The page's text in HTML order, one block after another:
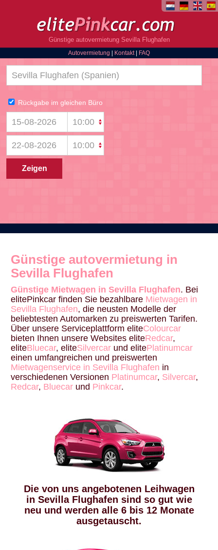
Günstige autovermietung Sevilla Flughafen
Autovermietung
Kontakt| FAQ
Günstige autovermietung in
Sevilla Flughafen
Günstige Mietwagen in Sevilla Flughafen. Bei
elitePinkcar finden Sie bezahlbare Mietwagen in
Sevilla Flughafen, die neusten Modelle der
beliebtesten Automarken zu preiswerten Tarifen.
Über unsere Serviceplattform eliteColourcar
bieten Ihnen unsere Websites eliteRedcar,
eliteBluecar, eliteSilvercar und elitePlatinumcar
einen umfangreichen und preiswerten
Mietwagenservice in Sevilla Flughafen in
verschiedenen Versionen Platinumcar, Silvercar,
Redcar, Bluecar und Pinkcar.
Die von uns angebotenen Leihwagen
in Sevilla Flughafen sind so gut wie
neu und werden alle 6 bis 12 Monate
ausgetauscht.
Rückgabe im gleichen Büro